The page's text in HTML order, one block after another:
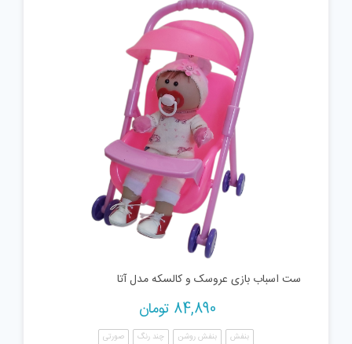
ست اسباب بازی عروسک و کالسکه مدل آتا
84,890 تومان
بنفش بنفش روشن چند رنگ
صورتی